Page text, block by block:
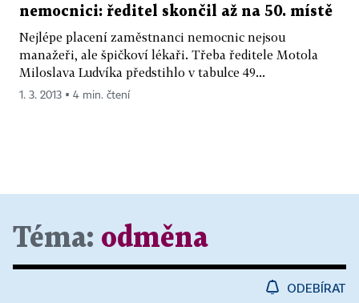
nemocnici: ředitel skončil až na 50. místě
Nejlépe placení zaměstnanci nemocnic nejsou
manažeři, ale špičkoví lékaři. Třeba ředitele Motola
Miloslava Ludvíka předstihlo v tabulce 49...
1. 3. 2013 ▪ 4 min. čtení
Téma: odměna
ODEBÍRAT